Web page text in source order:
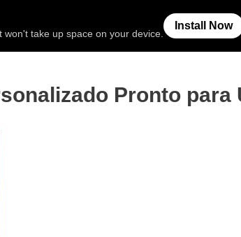
Fire Espaço Invisível
Pronto para